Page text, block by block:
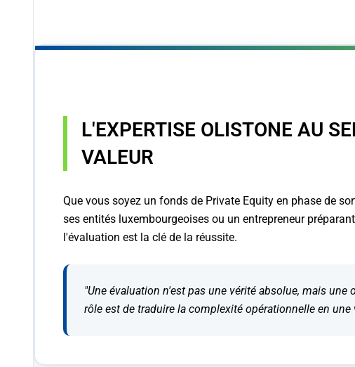
L'EXPERTISE OLISTONE AU
VALEUR
Que vous soyez un fonds de Private Equity en phase de
ses entités luxembourgeoises ou un entrepreneur
l'évaluation est la clé de la réussite.
"Une évaluation n'est pas une vérité absolue, mais
rôle est de traduire la complexité opérationnelle en